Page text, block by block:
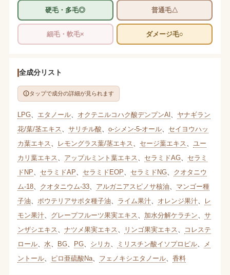
硬毛・多毛◎ 普通毛△
細毛・軟毛× ダメージ毛○
全成分リスト
タップで成分の詳細が見られます
LPG、 エタノール、 オクテニルコハク酸デンプンAl
ヤナギラン
花/葉/茎エキス
サリチル酸 o-シメン-5-オール、 セイヨウハッ
カ葉エキス
レモングラス葉/茎エキス セージ葉エキス
ユー
カリ葉エキス
アップルミント葉エキス セラミドAG、 セラミ
ドNP
セラミドAP セラミドEOP セラミドNG、 クオタニウ
ム-18、 クオタニウム-33、 アルガニアスピノサ核油
マンゴー種
子油
ポウテリアサポタ種子油 ライム果汁、 オレンジ果汁、
レ
モン果汁、 グレープフルーツ果実エキス 加水分解ケラチン
サ
ンザシエキス
ナツメ果実エキス リンゴ果実エキス
コレステ
ロール、 水 BG、 PG、 シリカ ミリスチン酸イソプロピル、
メ
ントール、 ピロ亜硫酸Na、 フェノキシエタノール、 香料